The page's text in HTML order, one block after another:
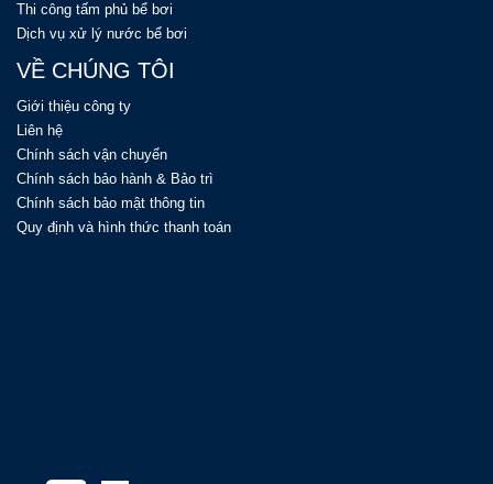
Thi công tấm phủ bể bơi
Dịch vụ xử lý nước bể bơi
VỀ CHÚNG TÔI
Giới thiệu công ty
Liên hệ
Chính sách vận chuyển
Chính sách bảo hành & Bảo trì
Chính sách bảo mật thông tin
Quy định và hình thức thanh toán